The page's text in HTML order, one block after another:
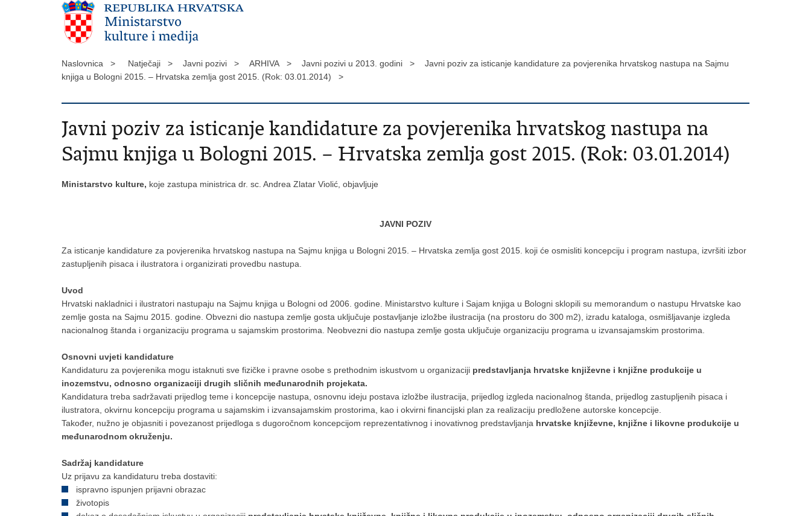
Naslovnica > Natječaji > Javni pozivi > ARHIVA > Javni pozivi u 2013. godini >
Javni poziv za isticanje kandidature za povjerenika hrvatskog nastupa na Sajmu
knjiga u Bologni 2015. – Hrvatska zemlja gost 2015. (Rok: 03.01.2014) >
Javni poziv za isticanje kandidature za povjerenika hrvatskog nastupa na
Sajmu knjiga u Bologni 2015. – Hrvatska zemlja gost 2015. (Rok: 03.01.2014)
Ministarstvo kulture, koje zastupa ministrica dr. sc. Andrea Zlatar Violić, objavljuje
JAVNI POZIV
Za isticanje kandidature za povjerenika hrvatskog nastupa na Sajmu knjiga u Bologni 2015. – Hrvatska zemlja gost 2015. koji će osmisliti koncepciju i program nastupa, izvršiti izbor
zastupljenih pisaca i ilustratora i organizirati provedbu nastupa.
Uvod
Hrvatski nakladnici i ilustratori nastupaju na Sajmu knjiga u Bologni od 2006. godine. Ministarstvo kulture i Sajam knjiga u Bologni sklopili su memorandum o nastupu Hrvatske kao
zemlje gosta na Sajmu 2015. godine. Obvezni dio nastupa zemlje gosta uključuje postavljanje izložbe ilustracija (na prostoru do 300 m2), izradu kataloga, osmišljavanje izgleda
nacionalnog štanda i organizaciju programa u sajamskim prostorima. Neobvezni dio nastupa zemlje gosta uključuje organizaciju programa u izvansajamskim prostorima.
Osnovni uvjeti kandidature
Kandidaturu za povjerenika mogu istaknuti sve fizičke i pravne osobe s prethodnim iskustvom u organizaciji predstavljanja hrvatske književne i knjižne produkcije u
inozemstvu, odnosno organizaciji drugih sličnih međunarodnih projekata.
Kandidatura treba sadržavati prijedlog teme i koncepcije nastupa, osnovnu ideju postava izložbe ilustracija, prijedlog izgleda nacionalnog štanda, prijedlog zastupljenih pisaca i
ilustratora, okvirnu koncepciju programa u sajamskim i izvansajamskim prostorima, kao i okvirni financijski plan za realizaciju predložene autorske koncepcije.
Također, nužno je objasniti i povezanost prijedloga s dugoročnom koncepcijom reprezentativnog i inovativnog predstavljanja hrvatske književne, knjižne i likovne produkcije u
međunarodnom okruženju.
Sadržaj kandidature
Uz prijavu za kandidaturu treba dostaviti:
ispravno ispunjen prijavni obrazac
životopis